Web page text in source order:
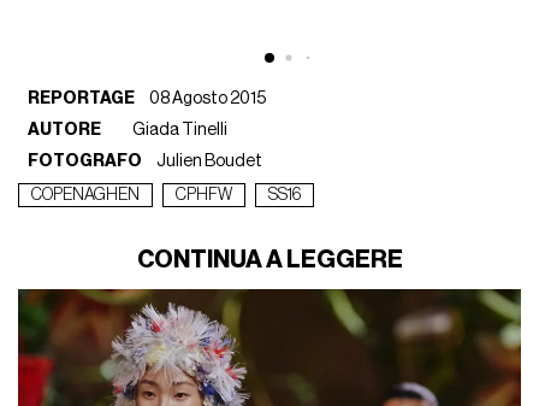
REPORTAGE
08 Agosto 2015
AUTORE
Giada Tinelli
FOTOGRAFO
Julien Boudet
COPENAGHEN CPHFW SS16
CONTINUA A LEGGERE